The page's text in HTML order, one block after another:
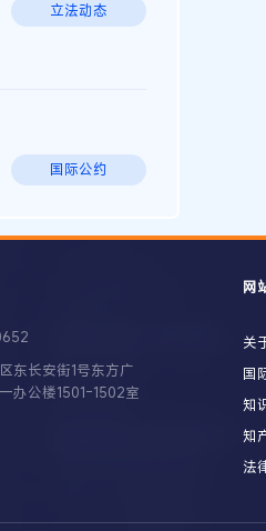
立法动态
国际公约
东长安街1号东方广
办公楼1501-1502室
网
关
国
知
知
法